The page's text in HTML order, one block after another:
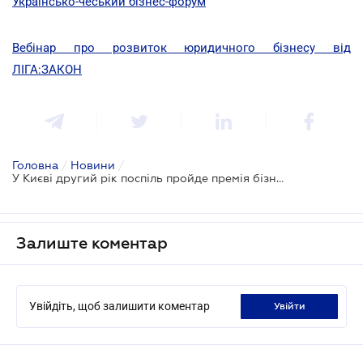
Вебінар про розвиток юридичного бізнесу від
ЛІГА:ЗАКОН
Головна / Новини /
У Києві другий рік поспіль пройде премія бізнес-леді «Створено жінками-2020»
Залиште коментар
Увійдіть, щоб залишити коментар увійти